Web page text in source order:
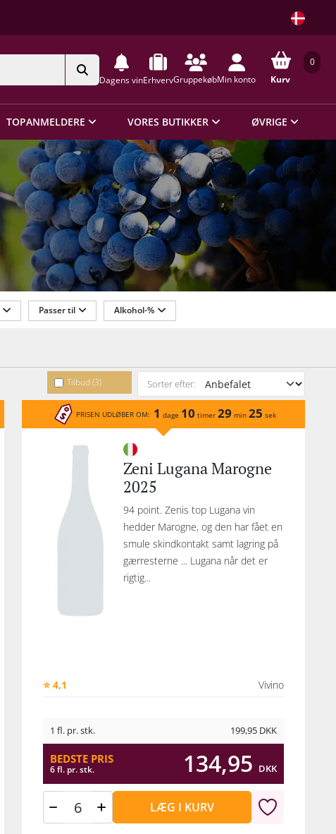
Dagens vinErhvervGruppekøbMin konto
0
Kurv
TOPANMELDERE VORES BUTIKKER ØVRIGE
Passer til Alkohol-%
Tilbud (3) Sorter efter:
PRISEN UDLØBER OM: 1 dage 10 timer 29 min 25 sek
Zeni Lugana Marogne
2025
94 point. Zenis top Lugana vin
hedder Marogne, og den har fået en
smule skindkontakt samt lagring på
gærresterne ... Lugana når det er
rigtig...
⭐ 4,1 Vivino
1 fl. pr. stk. 199,95 DKK
BEDSTE PRIS
6 fl. pr. stk. 134,95 DKK
LÆG I KURV